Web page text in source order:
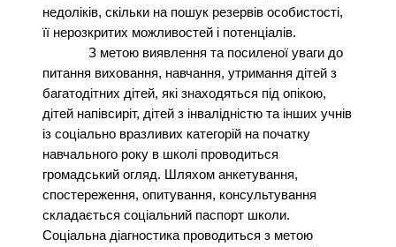
недоліків, скільки на пошук резервів особистості,
її нерозкритих можливостей і потенціалів.
З метою виявлення та посиленої уваги до
питання виховання, навчання, утримання дітей з
багатодітних дітей, які знаходяться під опікою,
дітей напівсиріт, дітей з інвалідністю та інших учнів
із соціально вразливих категорій на початку
навчального року в школі проводиться
громадський огляд. Шляхом анкетування,
спостереження, опитування, консультування
складається соціальний паспорт школи.
Соціальна діагностика проводиться з метою